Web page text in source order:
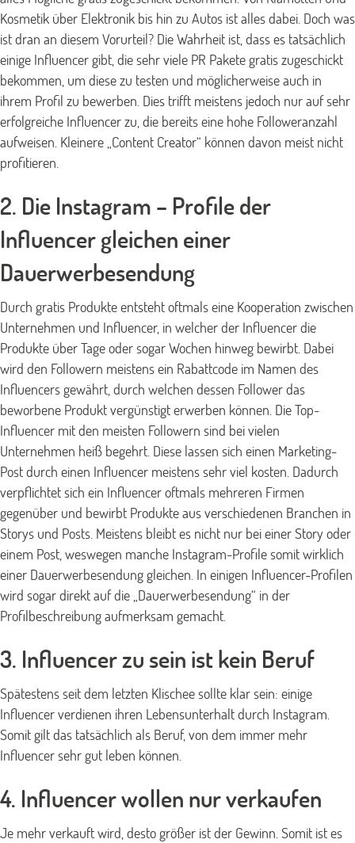
Kosmetik über Elektronik bis hin zu Autos ist alles dabei. Doch was
ist dran an diesem Vorurteil? Die Wahrheit ist, dass es tatsächlich
einige Influencer gibt, die sehr viele PR Pakete gratis zugeschickt
bekommen, um diese zu testen und möglicherweise auch in
ihrem Profil zu bewerben. Dies trifft meistens jedoch nur auf sehr
erfolgreiche Influencer zu, die bereits eine hohe Followeranzahl
aufweisen. Kleinere „Content Creator“ können davon meist nicht
profitieren.
2. Die Instagram – Profile der
Influencer gleichen einer
Dauerwerbesendung
Durch gratis Produkte entsteht oftmals eine Kooperation zwischen
Unternehmen und Influencer, in welcher der Influencer die
Produkte über Tage oder sogar Wochen hinweg bewirbt. Dabei
wird den Followern meistens ein Rabattcode im Namen des
Influencers gewährt, durch welchen dessen Follower das
beworbene Produkt vergünstigt erwerben können. Die Top-
Influencer mit den meisten Followern sind bei vielen
Unternehmen heiß begehrt. Diese lassen sich einen Marketing-
Post durch einen Influencer meistens sehr viel kosten. Dadurch
verpflichtet sich ein Influencer oftmals mehreren Firmen
gegenüber und bewirbt Produkte aus verschiedenen Branchen in
Storys und Posts. Meistens bleibt es nicht nur bei einer Story oder
einem Post, weswegen manche Instagram-Profile somit wirklich
einer Dauerwerbesendung gleichen. In einigen Influencer-Profilen
wird sogar direkt auf die „Dauerwerbesendung“ in der
Profilbeschreibung aufmerksam gemacht.
3. Influencer zu sein ist kein Beruf
Spätestens seit dem letzten Klischee sollte klar sein: einige
Influencer verdienen ihren Lebensunterhalt durch Instagram.
Somit gilt das tatsächlich als Beruf, von dem immer mehr
Influencer sehr gut leben können.
4. Influencer wollen nur verkaufen
Je mehr verkauft wird, desto größer ist der Gewinn. Somit ist es